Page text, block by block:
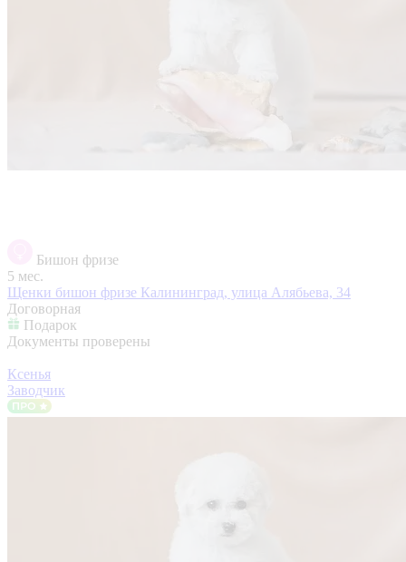
Бишон фризе
5 мес.
Щенки бишон фризе Калининград, улица Алябьева, 34
Договорная
Подарок
Документы проверены
Ксенья
Заводчик